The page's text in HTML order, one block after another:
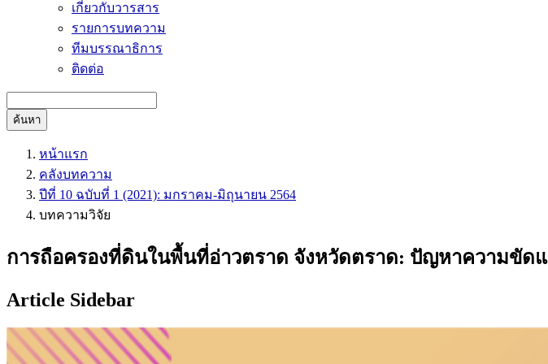
เกี่ยวกับวารสาร
รายการบทความ
ทีมบรรณาธิการ
ติดต่อ
ค้นหา
หน้าแรก
คลังบทความ
ปีที่ 10 ฉบับที่ 1 (2021): มกราคม-มิถุนายน 2564
บทความวิจัย
การถือครองที่ดินในพื้นที่อ่าวตราด จังหวัดตราด: ปัญหาความขัด
Article Sidebar